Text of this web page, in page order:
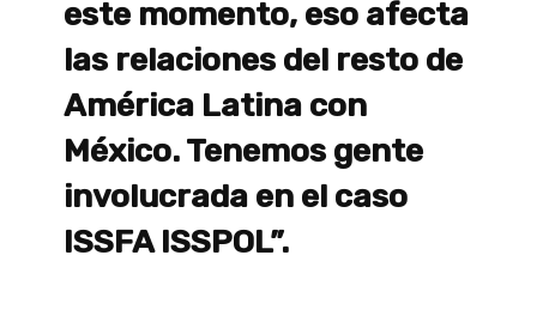
este momento, eso afecta
las relaciones del resto de
América Latina con
México. Tenemos gente
involucrada en el caso
ISSFA ISSPOL”.